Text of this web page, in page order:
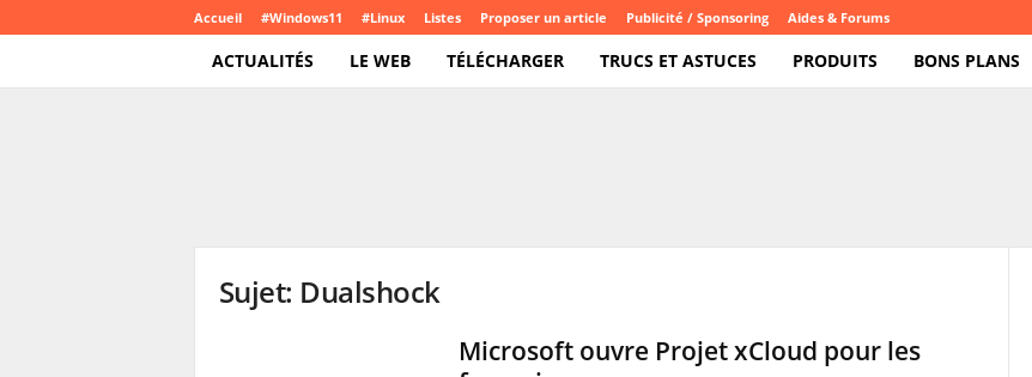
Accueil #Windows11 #Linux Listes Proposer un article Publicité / Sponsoring Aides & Forums
ACTUALITÉS LE WEB TÉLÉCHARGER TRUCS ET ASTUCES PRODUITS BONS PLANS
Sujet: Dualshock
Microsoft ouvre Projet xCloud pour les